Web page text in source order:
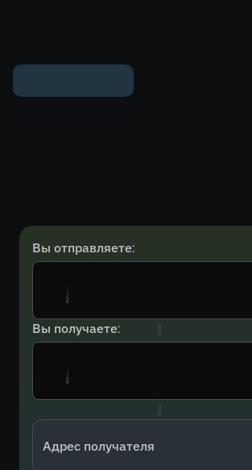
Вы отправляете:
Вы получаете:
Адрес получателя